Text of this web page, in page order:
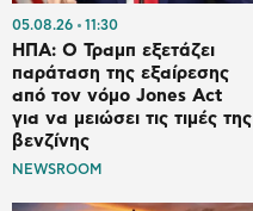
05.08.26 11:30
ΗΠΑ: Ο Τραμπ εξετάζει
παράταση της εξαίρεσης
από τον νόμο Jones Act
για να μειώσει τις τιμές της
βενζίνης
NEWSROOM